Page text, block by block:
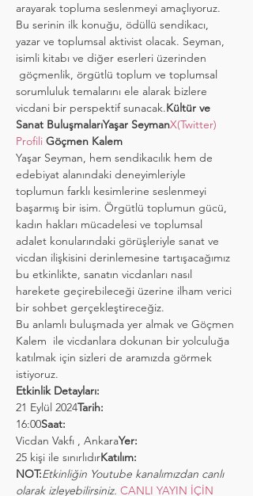
arayarak topluma seslenmeyi amaçlıyoruz.
Bu serinin ilk konuğu, ödüllü sendikacı,
yazar ve toplumsal aktivist olacak. Seyman,
isimli kitabı ve diğer eserleri üzerinden
göçmenlik, örgütlü toplum ve toplumsal
sorumluluk temalarını ele alarak bizlere
vicdani bir perspektif sunacak.Kültür ve
Sanat BuluşmalarıYaşar SeymanX(Twitter)
Profili Göçmen Kalem
Yaşar Seyman, hem sendikacılık hem de
edebiyat alanındaki deneyimleriyle
toplumun farklı kesimlerine seslenmeyi
başarmış bir isim. Örgütlü toplumun gücü,
kadın hakları mücadelesi ve toplumsal
adalet konularındaki görüşleriyle sanat ve
vicdan ilişkisini derinlemesine tartışacağımız
bu etkinlikte, sanatın vicdanları nasıl
harekete geçirebileceği üzerine ilham verici
bir sohbet gerçekleştireceğiz.
Bu anlamlı buluşmada yer almak ve Göçmen
Kalem  ile vicdanlara dokunan bir yolculuğa
katılmak için sizleri de aramızda görmek
istiyoruz.
Etkinlik Detayları:
21 Eylül 2024Tarih:
16:00Saat:
Vicdan Vakfı , AnkaraYer:
25 kişi ile sınırlıdırKatılım:
NOT:Etkinliğin Youtube kanalımızdan canlı
olarak izleyebilirsiniz. CANLI YAYIN İÇİN